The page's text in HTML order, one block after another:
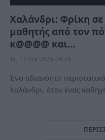
Χαλάνδρι: Φρίκη
μαθητής από τον
κ@@@@ και…
Τε, 17 Δεκ 2025 09:29
Ένα αδιανόητο
Χαλάνδρι, όταν ένας